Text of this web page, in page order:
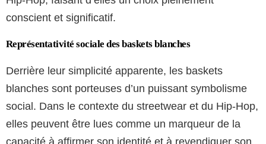
conscient et significatif.
Représentativité sociale des baskets blanches
Derrière leur simplicité apparente, les baskets
blanches sont porteuses d’un puissant symbolisme
social. Dans le contexte du streetwear et du Hip-Hop,
elles peuvent être lues comme un marqueur de la